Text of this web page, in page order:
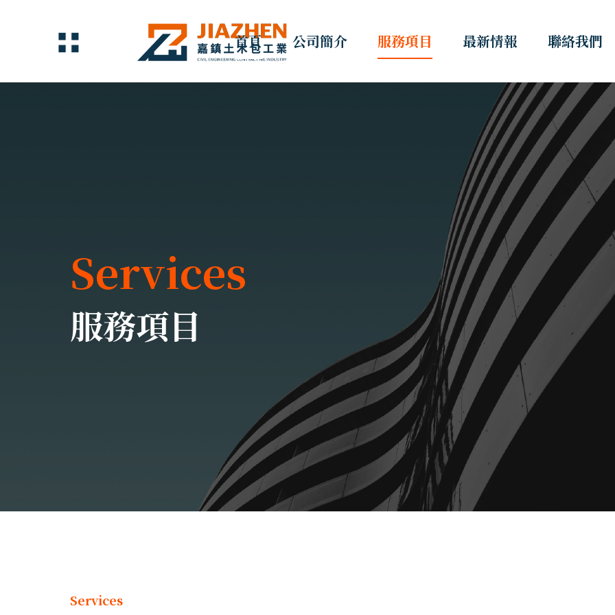
首頁 公司簡介 服務項目 最新情報 聯絡我們
Services
服務項目
Services